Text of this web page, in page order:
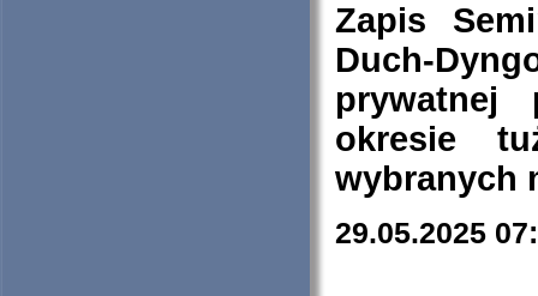
Zapis
Duch-
prywatnej
okresie
wybranych
29.05.2025